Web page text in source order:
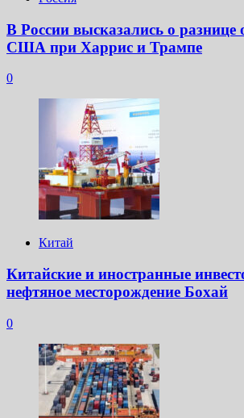
В России высказались о разнице
США при Харрис и Трампе
0
Китай
Китайские и иностранные
нефтяное месторождение Бохай
0